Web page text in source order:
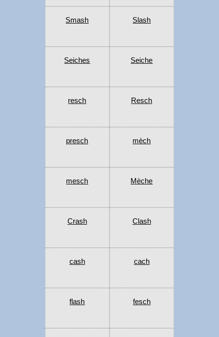
Smash Slash
Seiches Seiche
resch Resch
presch mèch
mesch Mèche
Crash Clash
cash cach
flash fesch